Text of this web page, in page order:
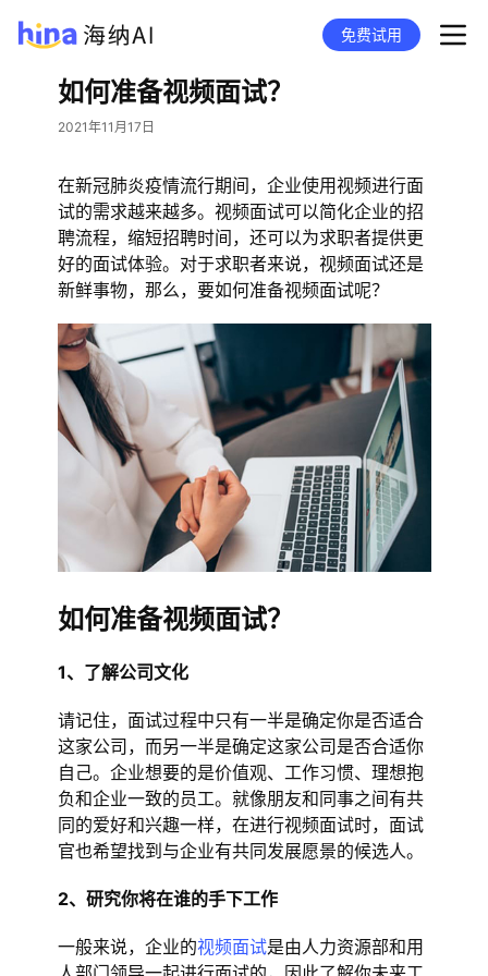
免费试用
如何准备视频面试？
2021年11月17日
在新冠肺炎疫情流行期间，企业使用视频进行面
试的需求越来越多。视频面试可以简化企业的招
聘流程，缩短招聘时间，还可以为求职者提供更
好的面试体验。对于求职者来说，视频面试还是
新鲜事物，那么，要如何准备视频面试呢？
如何准备视频面试？
1、了解公司文化
请记住，面试过程中只有一半是确定你是否适合
这家公司，而另一半是确定这家公司是否合适你
自己。企业想要的是价值观、工作习惯、理想抱
负和企业一致的员工。就像朋友和同事之间有共
同的爱好和兴趣一样，在进行视频面试时，面试
官也希望找到与企业有共同发展愿景的候选人。
2、研究你将在谁的手下工作
一般来说，企业的视频面试是由人力资源部和用